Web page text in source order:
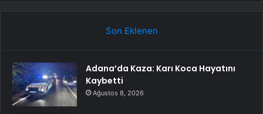
Son Eklenen
Adana’da Kaza: Karı Koca Hayatını
Kaybetti
Ağustos 8, 2026